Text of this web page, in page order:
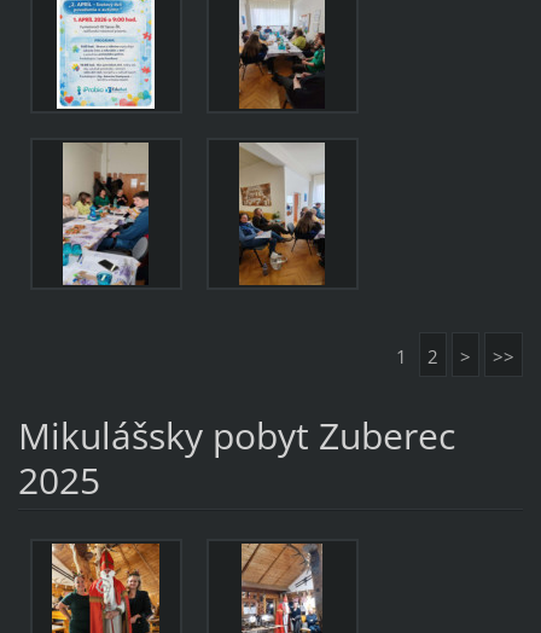
1 2 > >>
Mikulášsky pobyt Zuberec
2025